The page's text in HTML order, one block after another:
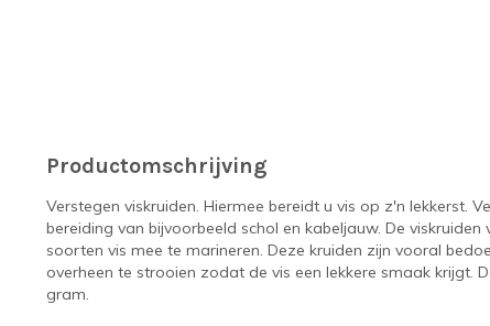
Productomschrijving
Verstegen viskruiden. Hiermee bereidt u vis op z'n lekkerst.
bereiding van bijvoorbeeld schol en kabeljauw. De
soorten vis mee te marineren. Deze kruiden zijn vooral
overheen te strooien zodat de vis een lekkere smaak krijgt.
gram.